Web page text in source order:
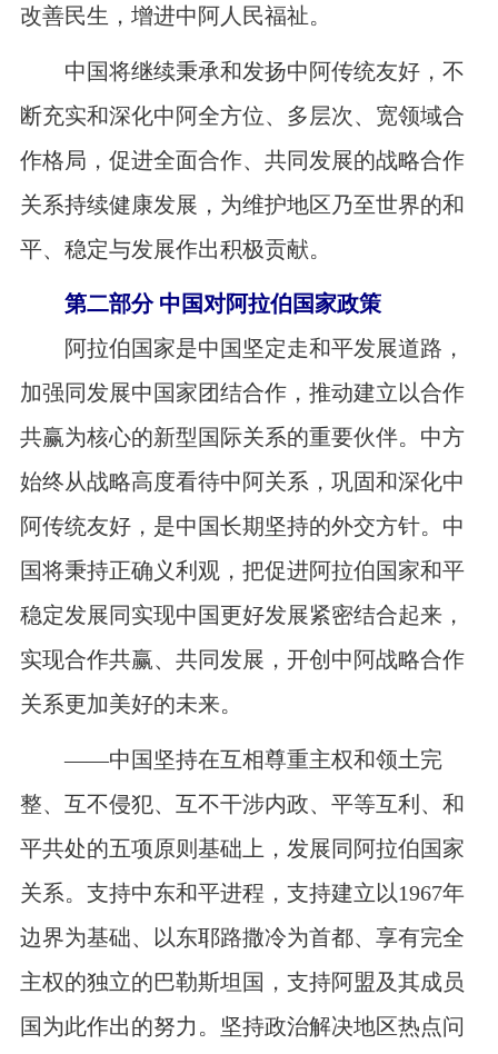
改善民生，增进中阿人民福祉。
中国将继续秉承和发扬中阿传统友好，不
断充实和深化中阿全方位、多层次、宽领域合
作格局，促进全面合作、共同发展的战略合作
关系持续健康发展，为维护地区乃至世界的和
平、稳定与发展作出积极贡献。
第二部分 中国对阿拉伯国家政策
阿拉伯国家是中国坚定走和平发展道路，
加强同发展中国家团结合作，推动建立以合作
共赢为核心的新型国际关系的重要伙伴。中方
始终从战略高度看待中阿关系，巩固和深化中
阿传统友好，是中国长期坚持的外交方针。中
国将秉持正确义利观，把促进阿拉伯国家和平
稳定发展同实现中国更好发展紧密结合起来，
实现合作共赢、共同发展，开创中阿战略合作
关系更加美好的未来。
——中国坚持在互相尊重主权和领土完
整、互不侵犯、互不干涉内政、平等互利、和
平共处的五项原则基础上，发展同阿拉伯国家
关系。支持中东和平进程，支持建立以1967年
边界为基础、以东耶路撒冷为首都、享有完全
主权的独立的巴勒斯坦国，支持阿盟及其成员
国为此作出的努力。坚持政治解决地区热点问